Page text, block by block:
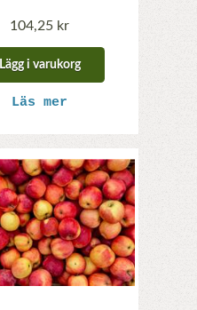
104,25 kr
Lägg i varukorg
Läs mer